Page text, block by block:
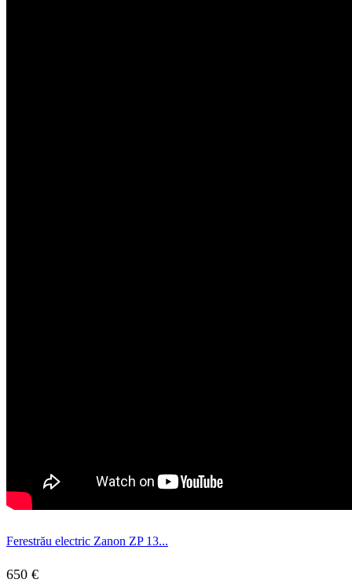
Ferestrău electric Zanon ZP 13...
650 €